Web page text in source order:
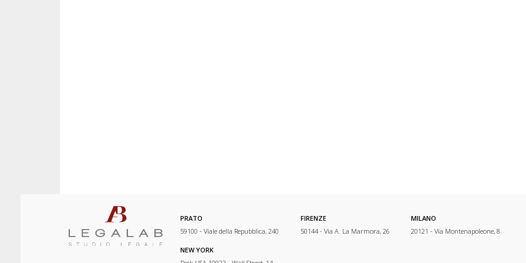
PRATO
59100 - Viale della Repubblica, 240
FIRENZE
50144 - Via A. La Marmora, 26
MILANO
20121 - Via Montenapoleone, 8
NEW YORK